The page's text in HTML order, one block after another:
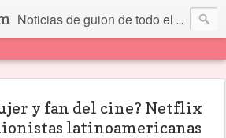
Noticias de guion de todo el mundo... Y más.
y fan del cine? Netflix
latinoamericanas